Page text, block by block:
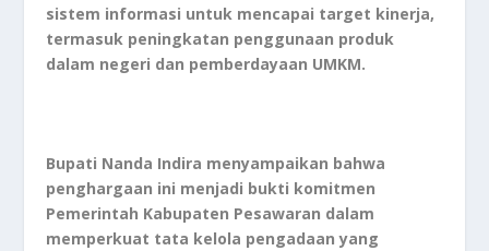
sistem informasi untuk mencapai target kinerja,
termasuk peningkatan penggunaan produk
dalam negeri dan pemberdayaan UMKM.
Bupati Nanda Indira menyampaikan bahwa
penghargaan ini menjadi bukti komitmen
Pemerintah Kabupaten Pesawaran dalam
memperkuat tata kelola pengadaan yang